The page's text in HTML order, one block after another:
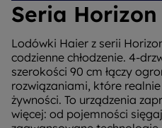
Seria Horizon
Lodówki Haier z serii
codzienne chłodzenie. 4-
szerokości 90 cm łączy
rozwiązaniami, które realnie
żywności. To urządzenia
więcej: od pojemności